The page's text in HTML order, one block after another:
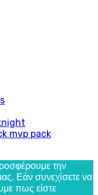
mvp pack
την
Εάν συνεχίσετε να
πως είστε